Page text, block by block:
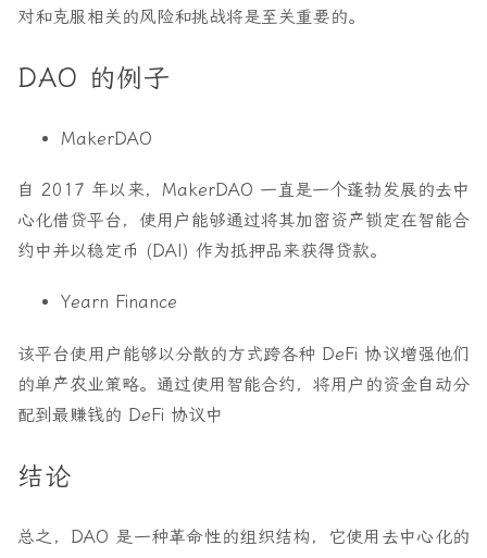
对和克服相关的风险和挑战将是至关重要的。
DAO 的例子
MakerDAO
自 2017 年以来，MakerDAO 一直是一个蓬勃发展的去中
心化借贷平台，使用户能够通过将其加密资产锁定在智能合
约中并以稳定币 (DAI) 作为抵押品来获得贷款。
Yearn Finance
该平台使用户能够以分散的方式跨各种 DeFi 协议增强他们
的单产农业策略。通过使用智能合约，将用户的资金自动分
配到最赚钱的 DeFi 协议中
结论
总之，DAO 是一种革命性的组织结构，它使用去中心化的